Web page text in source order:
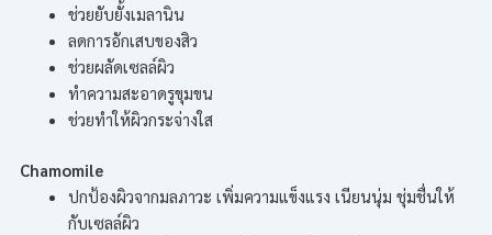
ช่วยยับยั้งเมลานิน
ลดการอักเสบของสิว
ช่วยผลัดเซลล์ผิว
ทำความสะอาดรูขุมขน
ช่วยทำให้ผิวกระจ่างใส
Chamomile
ปกป้องผิวจากมลภาวะ เพิ่มความแข็งแรง เนียนนุ่ม ชุ่มชื่นให้
กับเซลล์ผิว